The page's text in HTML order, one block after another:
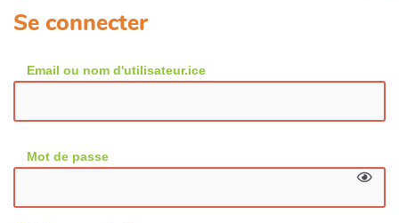
Se connecter
Email ou nom d'utilisateur.ice
Mot de passe